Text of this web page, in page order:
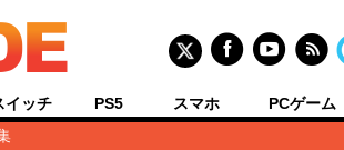
イッチ PS5 スマホ PCゲーム